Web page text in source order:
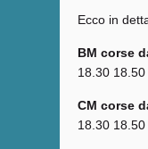
Ecco in
BM corse
18.30
CM corse
18.30